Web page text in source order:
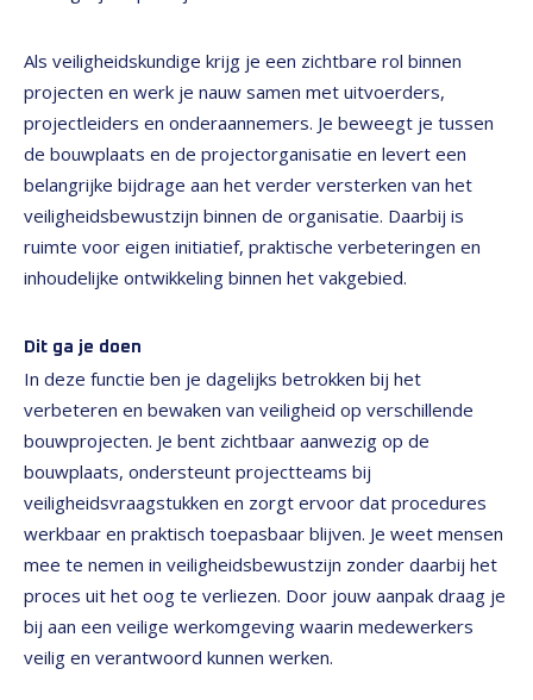
Als veiligheidskundige krijg je een zichtbare rol binnen
projecten en werk je nauw samen met uitvoerders,
projectleiders en onderaannemers. Je beweegt je tussen
de bouwplaats en de projectorganisatie en levert een
belangrijke bijdrage aan het verder versterken van het
veiligheidsbewustzijn binnen de organisatie. Daarbij is
ruimte voor eigen initiatief, praktische verbeteringen en
inhoudelijke ontwikkeling binnen het vakgebied.
Dit ga je doen
In deze functie ben je dagelijks betrokken bij het
verbeteren en bewaken van veiligheid op verschillende
bouwprojecten. Je bent zichtbaar aanwezig op de
bouwplaats, ondersteunt projectteams bij
veiligheidsvraagstukken en zorgt ervoor dat procedures
werkbaar en praktisch toepasbaar blijven. Je weet mensen
mee te nemen in veiligheidsbewustzijn zonder daarbij het
proces uit het oog te verliezen. Door jouw aanpak draag je
bij aan een veilige werkomgeving waarin medewerkers
veilig en verantwoord kunnen werken.